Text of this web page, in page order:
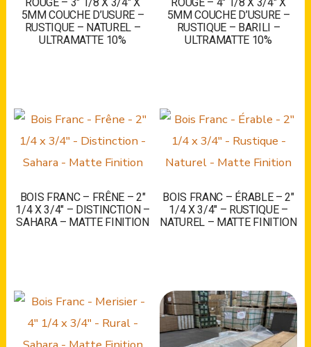
5MM COUCHE D’USURE –
RUSTIQUE – NATUREL –
ULTRAMATTE 10%
5MM COUCHE D’USURE –
RUSTIQUE – BARILI –
ULTRAMATTE 10%
BOIS FRANC – FRÊNE – 2″
1/4 X 3/4″ – DISTINCTION –
SAHARA – MATTE FINITION
BOIS FRANC – ÉRABLE – 2″
1/4 X 3/4″ – RUSTIQUE –
NATUREL – MATTE FINITION